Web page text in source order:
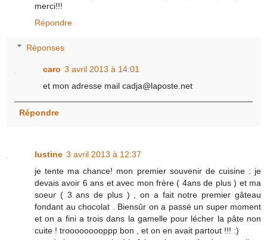
merci!!!
Répondre
Réponses
caro 3 avril 2013 à 14:01
et mon adresse mail cadja@laposte.net
Répondre
lustine 3 avril 2013 à 12:37
je tente ma chance! mon premier souvenir de cuisine : je
devais avoir 6 ans et avec mon frère ( 4ans de plus ) et ma
soeur ( 3 ans de plus ) , on a fait notre premier gâteau
fondant au chocolat . Biensûr on a passé un super moment
et on a fini a trois dans la gamelle pour lécher la pâte non
cuite ! trooooooooppp bon , et on en avait partout !!! :)